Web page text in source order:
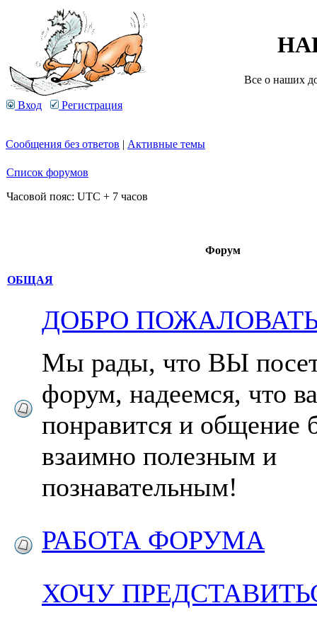
Все о наших
Вход Регистрация
Сообщения без ответов | Активные темы
Список форумов
Часовой пояс: UTC + 7 часов
Форум
ОБЩАЯ
ДОБРО
Мы рады, что ВЫ
форум, надеемся, что
понравится и общение
взаимно полезным и
познавательным!
РАБОТА ФОРУМА
ХОЧУ